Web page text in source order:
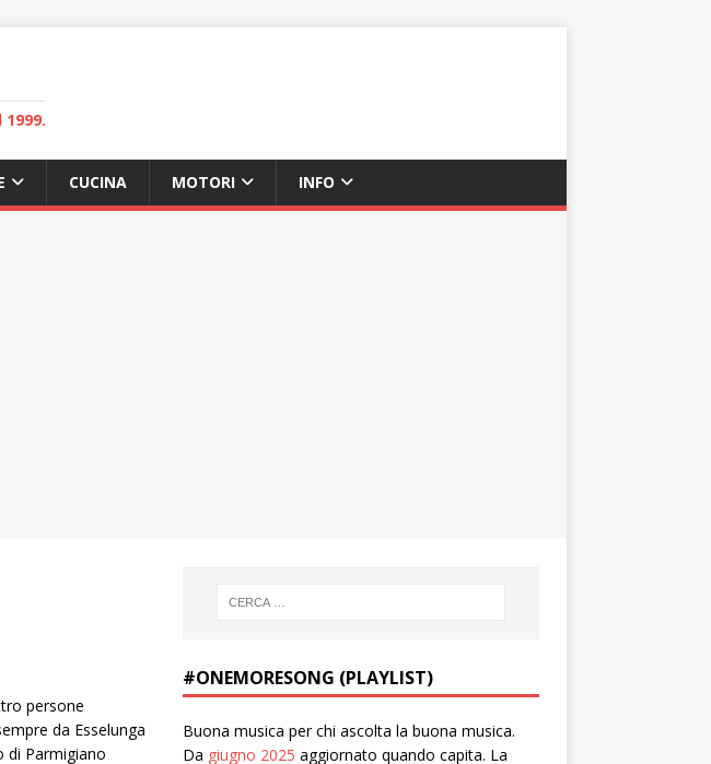
CUCINA MOTORI INFO
persone
da Esselunga
di Parmigiano
#ONEMORESONG (PLAYLIST)
Buona musica per chi ascolta la buona musica.
Da giugno 2025 aggiornato quando capita. La